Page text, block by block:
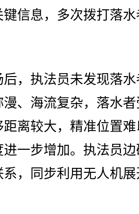
信息，多次拨打落
执法员未发现落水
漫、海流复杂，落水
离较大，精准位置
进一步增加。执法员
，同步利用无人机